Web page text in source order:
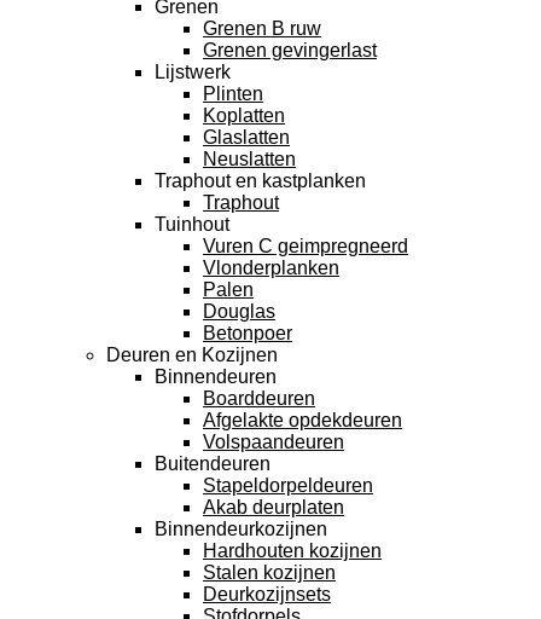
Grenen
Grenen B ruw
Grenen gevingerlast
Lijstwerk
Plinten
Koplatten
Glaslatten
Neuslatten
Traphout en kastplanken
Traphout
Tuinhout
Vuren C geimpregneerd
Vlonderplanken
Palen
Douglas
Betonpoer
Deuren en Kozijnen
Binnendeuren
Boarddeuren
Afgelakte opdekdeuren
Volspaandeuren
Buitendeuren
Stapeldorpeldeuren
Akab deurplaten
Binnendeurkozijnen
Hardhouten kozijnen
Stalen kozijnen
Deurkozijnsets